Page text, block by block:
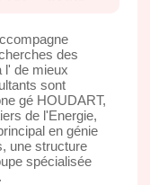
des
l' de mieux
sont
gé HOUDART,
de l'Energie,
en génie
une structure
spécialisée